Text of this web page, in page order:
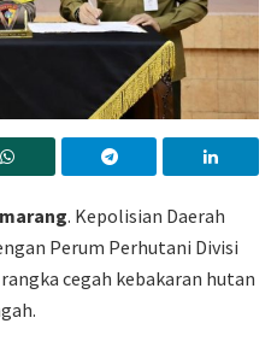
. Kepolisian Daerah
Perum Perhutani Divisi
cegah kebakaran hutan